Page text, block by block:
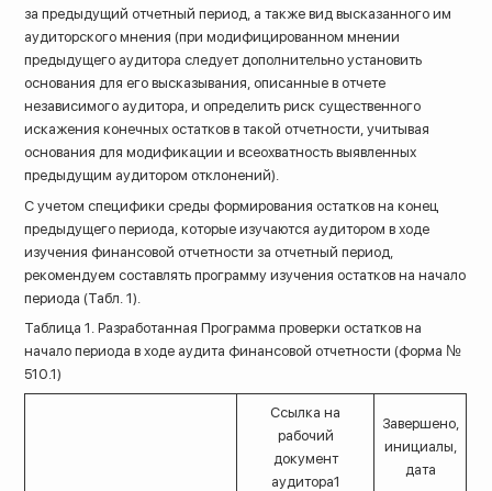
за предыдущий отчетный период, а также вид высказанного им
аудиторского мнения (при модифицированном мнении
предыдущего аудитора следует дополнительно установить
основания для его высказывания, описанные в отчете
независимого аудитора, и определить риск существенного
искажения конечных остатков в такой отчетности, учитывая
основания для модификации и всеохватность выявленных
предыдущим аудитором отклонений).
С учетом специфики среды формирования остатков на конец
предыдущего периода, которые изучаются аудитором в ходе
изучения финансовой отчетности за отчетный период,
рекомендуем составлять программу изучения остатков на начало
периода (Табл. 1).
Таблица 1. Разработанная Программа проверки остатков на
начало периода в ходе аудита финансовой отчетности (форма №
510.1)
Ссылка на
рабочий
документ
аудитора1
Завершено,
инициалы,
дата